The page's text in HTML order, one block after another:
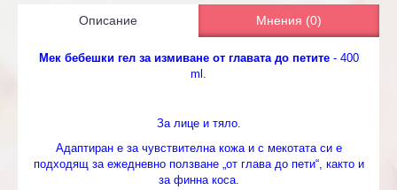
Описание Мнения (0)
Мек бебешки гел за измиване от главата до петите - 400
ml.
За лице и тяло.
Адаптиран е за чувствителна кожа и с мекотата си е
подходящ за ежедневно ползване „от глава до пети“, както и
за финна коса.